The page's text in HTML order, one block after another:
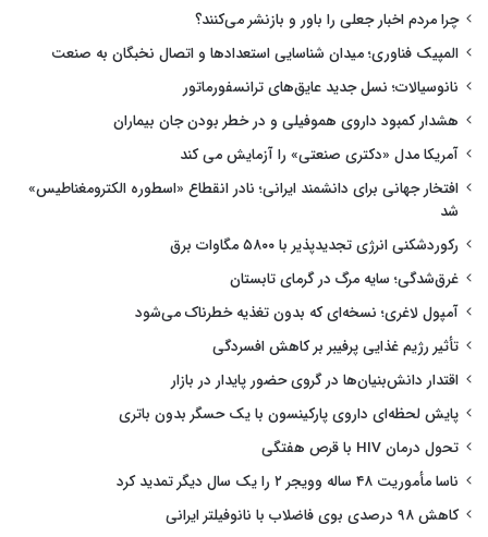
چرا مردم اخبار جعلی را باور و بازنشر می‌کنند؟
المپیک فناوری؛ میدان شناسایی استعدادها و اتصال نخبگان به صنعت
نانوسیالات؛ نسل جدید عایق‌های ترانسفورماتور
هشدار کمبود داروی هموفیلی و در خطر بودن جان بیماران
آمریکا مدل «دکتری صنعتی» را آزمایش می کند
افتخار جهانی برای دانشمند ایرانی؛ نادر انقطاع «اسطوره الکترومغناطیس»
شد
رکوردشکنی انرژی تجدیدپذیر با ۵۸۰۰ مگاوات برق
غرق‌شدگی؛ سایه مرگ در گرمای تابستان
آمپول لاغری؛ نسخه‌ای که بدون تغذیه خطرناک می‌شود
تأثیر رژیم غذایی پرفیبر بر کاهش افسردگی
اقتدار دانش‌بنیان‌ها در گروی حضور پایدار در بازار
پایش لحظه‌ای داروی پارکینسون با یک حسگر بدون باتری
تحول درمان HIV با قرص هفتگی
ناسا مأموریت ۴۸ ساله وویجر ۲ را یک سال دیگر تمدید کرد
کاهش ۹۸ درصدی بوی فاضلاب با نانوفیلتر ایرانی